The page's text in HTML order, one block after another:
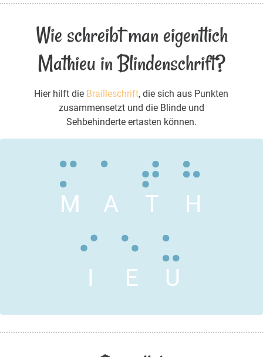
Wie schreibt man eigentlich
Mathieu in Blindenschrift?
Hier hilft die Brailleschrift, die sich aus Punkten
zusammensetzt und die Blinde und
Sehbehinderte ertasten können.
M A T H
I E U